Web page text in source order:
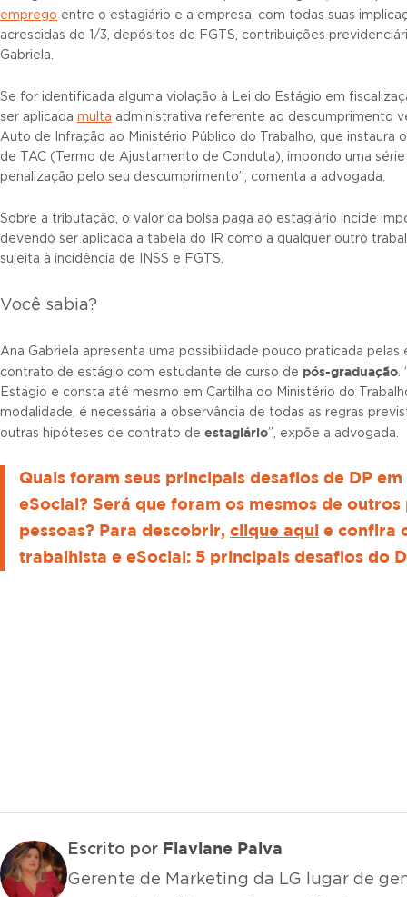
emprego entre o estagiário e a empresa, com todas suas
acrescidas de 1/3, depósitos de FGTS, contribuições
Gabriela.
Se for identificada alguma violação à Lei do Estágio em
ser aplicada multa administrativa referente ao descumprimento
Auto de Infração ao Ministério Público do Trabalho, que instaura
de TAC (Termo de Ajustamento de Conduta), impondo uma
penalização pelo seu descumprimento”, comenta a advogada.
Sobre a tributação, o valor da bolsa paga ao estagiário incide
devendo ser aplicada a tabela do IR como a qualquer outro
sujeita à incidência de INSS e FGTS.
Você sabia?
Ana Gabriela apresenta uma possibilidade pouco praticada
contrato de estágio com estudante de curso de pós-graduação.
Estágio e consta até mesmo em Cartilha do Ministério do
modalidade, é necessária a observância de todas as regras
outras hipóteses de contrato de estagiário”, expõe a advogada.
Quais foram seus principais desafios de DP
eSocial? Será que foram os mesmos de
pessoas? Para descobrir, clique aqui e confira
trabalhista e eSocial: 5 principais desafios do
Escrito por Flaviane Paiva
Gerente de Marketing da LG lugar de